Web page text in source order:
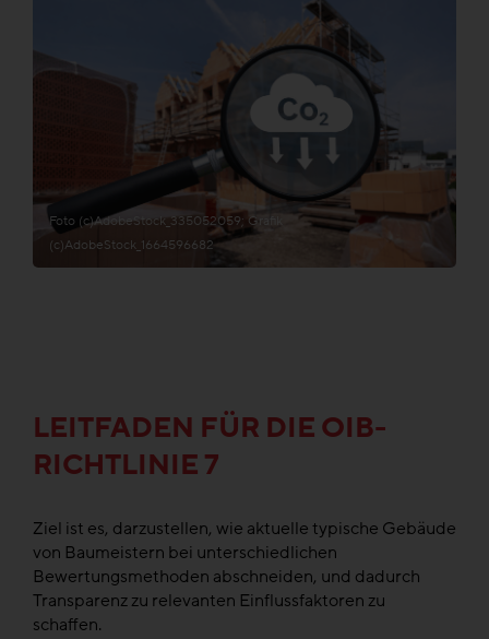
Foto (c)AdobeStock_335052059; Grafik
(c)AdobeStock_1664596682
LEITFADEN FÜR DIE OIB-
RICHTLINIE 7
Ziel ist es, darzustellen, wie aktuelle typische Gebäude
von Baumeistern bei unterschiedlichen
Bewertungsmethoden abschneiden, und dadurch
Transparenz zu relevanten Einflussfaktoren zu
schaffen.